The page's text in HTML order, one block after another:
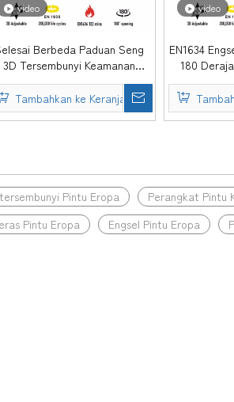
video
Berbeda Paduan Seng
3D Tersembunyi Keamanan
Engsel Pintu Interior
Disesuaikan-DDCH008-
G40
Tambahkan ke Keranjang
video
EN1634
180
untuk
Pintu Eropa Perangkat Pintu
Pintu Eropa Engsel Pintu Eropa